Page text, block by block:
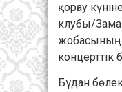
қорғау
клубы/
жобасының
концерттік
Бұдан